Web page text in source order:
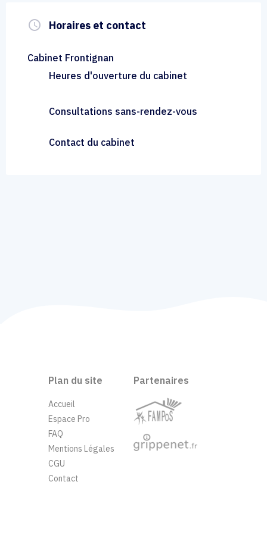
query_builder Horaires et contact
Cabinet Frontignan
Heures d'ouverture du cabinet
Consultations sans-rendez-vous
Contact du cabinet
Plan du site
Accueil
Espace Pro
FAQ
Mentions Légales
CGU
Contact
Partenaires